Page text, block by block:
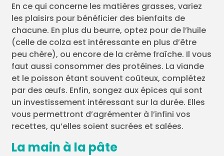
En ce qui concerne les matières grasses, variez
les plaisirs pour bénéficier des bienfaits de
chacune. En plus du beurre, optez pour de l’huile
(celle de colza est intéressante en plus d’être
peu chère), ou encore de la crème fraîche. Il vous
faut aussi consommer des protéines. La viande
et le poisson étant souvent coûteux, complétez
par des œufs. Enfin, songez aux épices qui sont
un investissement intéressant sur la durée. Elles
vous permettront d’agrémenter à l’infini vos
recettes, qu’elles soient sucrées et salées.
La main à la pâte